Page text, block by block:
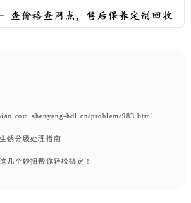
hdl.cn/problem/983.html
锈分级处理指南
几个妙招帮你轻松搞定！